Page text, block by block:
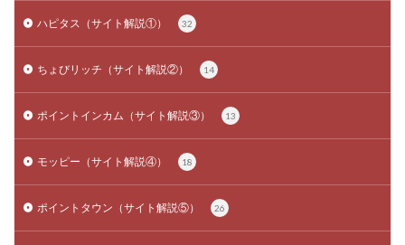
ハピタス（サイト解説①） 32
ちょびリッチ（サイト解説②） 14
ポイントインカム（サイト解説③） 13
モッピー（サイト解説④） 18
ポイントタウン（サイト解説⑤） 26